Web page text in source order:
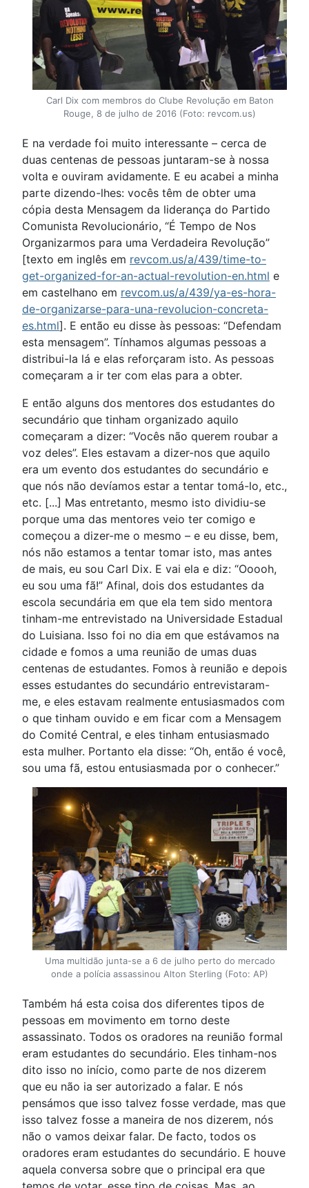
Carl Dix com membros do Clube Revolução em Baton
Rouge, 8 de julho de 2016 (Foto: revcom.us)
E na verdade foi muito interessante – cerca de
duas centenas de pessoas juntaram-se à nossa
volta e ouviram avidamente. E eu acabei a minha
parte dizendo-lhes: vocês têm de obter uma
cópia desta Mensagem da liderança do Partido
Comunista Revolucionário, “É Tempo de Nos
Organizarmos para uma Verdadeira Revolução”
[texto em inglês em revcom.us/a/439/time-to-
get-organized-for-an-actual-revolution-en.html e
em castelhano em revcom.us/a/439/ya-es-hora-
de-organizarse-para-una-revolucion-concreta-
es.html]. E então eu disse às pessoas: “Defendam
esta mensagem”. Tínhamos algumas pessoas a
distribui-la lá e elas reforçaram isto. As pessoas
começaram a ir ter com elas para a obter.
E então alguns dos mentores dos estudantes do
secundário que tinham organizado aquilo
começaram a dizer: “Vocês não querem roubar a
voz deles”. Eles estavam a dizer-nos que aquilo
era um evento dos estudantes do secundário e
que nós não devíamos estar a tentar tomá-lo, etc.,
etc. [...] Mas entretanto, mesmo isto dividiu-se
porque uma das mentores veio ter comigo e
começou a dizer-me o mesmo – e eu disse, bem,
nós não estamos a tentar tomar isto, mas antes
de mais, eu sou Carl Dix. E vai ela e diz: “Ooooh,
eu sou uma fã!” Afinal, dois dos estudantes da
escola secundária em que ela tem sido mentora
tinham-me entrevistado na Universidade Estadual
do Luisiana. Isso foi no dia em que estávamos na
cidade e fomos a uma reunião de umas duas
centenas de estudantes. Fomos à reunião e depois
esses estudantes do secundário entrevistaram-
me, e eles estavam realmente entusiasmados com
o que tinham ouvido e em ficar com a Mensagem
do Comité Central, e eles tinham entusiasmado
esta mulher. Portanto ela disse: “Oh, então é você,
sou uma fã, estou entusiasmada por o conhecer.”
Uma multidão junta-se a 6 de julho perto do mercado
onde a polícia assassinou Alton Sterling (Foto: AP)
Também há esta coisa dos diferentes tipos de
pessoas em movimento em torno deste
assassinato. Todos os oradores na reunião formal
eram estudantes do secundário. Eles tinham-nos
dito isso no início, como parte de nos dizerem
que eu não ia ser autorizado a falar. E nós
pensámos que isso talvez fosse verdade, mas que
isso talvez fosse a maneira de nos dizerem, nós
não o vamos deixar falar. De facto, todos os
oradores eram estudantes do secundário. E houve
aquela conversa sobre que o principal era que